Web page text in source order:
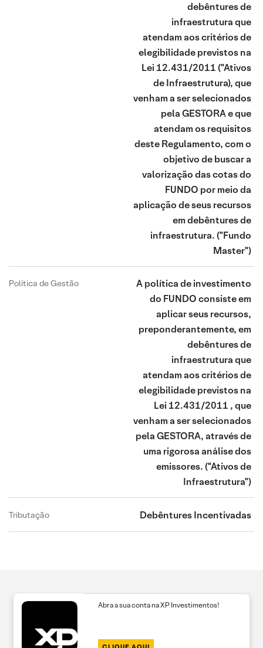
debêntures de
infraestrutura que
atendam aos critérios de
elegibilidade previstos na
Lei 12.431/2011 ("Ativos
de Infraestrutura), que
venham a ser selecionados
pela GESTORA e que
atendam os requisitos
deste Regulamento, com o
objetivo de buscar a
valorização das cotas do
FUNDO por meio da
aplicação de seus recursos
em debêntures de
infraestrutura. ("Fundo
Master")
Política de Gestão
A política de investimento
do FUNDO consiste em
aplicar seus recursos,
preponderantemente, em
debêntures de
infraestrutura que
atendam aos critérios de
elegibilidade previstos na
Lei 12.431/2011 , que
venham a ser selecionados
pela GESTORA, através de
uma rigorosa análise dos
emissores. ("Ativos de
Infraestrutura")
Tributação Debêntures Incentivadas
Abra a sua conta na XP Investimentos!